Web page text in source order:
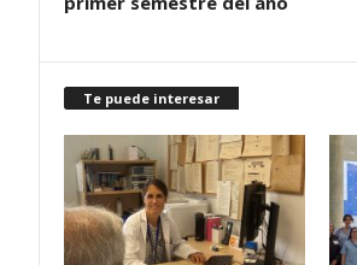
Te puede interesar